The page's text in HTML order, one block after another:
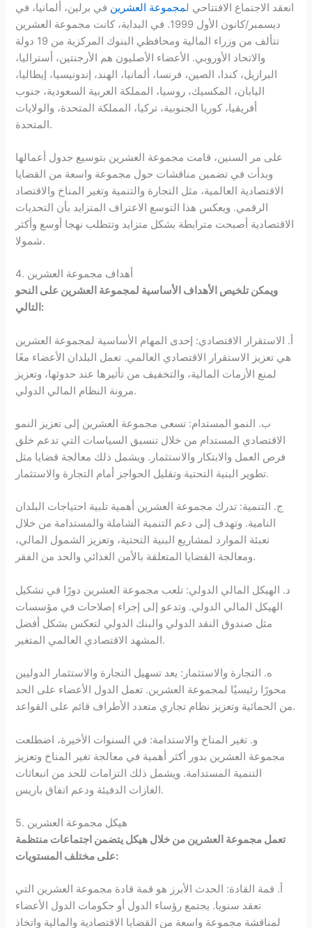
انعقد الاجتماع الافتتاحي لمجموعة العشرين في برلين، ألمانيا، في
ديسمبر/كانون الأول 1999. في البداية، كانت مجموعة العشرين
تتألف من وزراء المالية ومحافظي البنوك المركزية من 19 دولة
والاتحاد الأوروبي. الأعضاء الأصليون هم الأرجنتين، أستراليا،
البرازيل، كندا، الصين، فرنسا، ألمانيا، الهند، إندونيسيا، إيطاليا،
اليابان، المكسيك، روسيا، المملكة العربية السعودية، جنوب
أفريقيا، كوريا الجنوبية، تركيا، المملكة المتحدة، والولايات
المتحدة.
على مر السنين، قامت مجموعة العشرين بتوسيع جدول أعمالها
وبدأت في تضمين مناقشات حول مجموعة واسعة من القضايا
الاقتصادية العالمية، مثل التجارة والتنمية وتغير المناخ والاقتصاد
الرقمي. ويعكس هذا التوسع الاعتراف المتزايد بأن التحديات
الاقتصادية أصبحت مترابطة بشكل متزايد وتتطلب نهجا أوسع وأكثر
شمولا.
4. أهداف مجموعة العشرين
ويمكن تلخيص الأهداف الأساسية لمجموعة العشرين على النحو
التالي:
أ. الاستقرار الاقتصادي: إحدى المهام الأساسية لمجموعة العشرين
هي تعزيز الاستقرار الاقتصادي العالمي. تعمل البلدان الأعضاء معًا
لمنع الأزمات المالية، والتخفيف من تأثيرها عند حدوثها، وتعزيز
مرونة النظام المالي الدولي.
ب. النمو المستدام: تسعى مجموعة العشرين إلى تعزيز النمو
الاقتصادي المستدام من خلال تنسيق السياسات التي تدعم خلق
فرص العمل والابتكار والاستثمار. ويشمل ذلك معالجة قضايا مثل
تطوير البنية التحتية وتقليل الحواجز أمام التجارة والاستثمار.
ج. التنمية: تدرك مجموعة العشرين أهمية تلبية احتياجات البلدان
النامية. وتهدف إلى دعم التنمية الشاملة والمستدامة من خلال
تعبئة الموارد لمشاريع البنية التحتية، وتعزيز الشمول المالي،
ومعالجة القضايا المتعلقة بالأمن الغذائي والحد من الفقر.
د. الهيكل المالي الدولي: تلعب مجموعة العشرين دورًا في تشكيل
الهيكل المالي الدولي. وتدعو إلى إجراء إصلاحات في مؤسسات
مثل صندوق النقد الدولي والبنك الدولي لتعكس بشكل أفضل
المشهد الاقتصادي العالمي المتغير.
ه. التجارة والاستثمار: يعد تسهيل التجارة والاستثمار الدوليين
محورًا رئيسيًا لمجموعة العشرين. تعمل الدول الأعضاء على الحد
من الحمائية وتعزيز نظام تجاري متعدد الأطراف قائم على القواعد.
و. تغير المناخ والاستدامة: في السنوات الأخيرة، اضطلعت
مجموعة العشرين بدور أكثر أهمية في معالجة تغير المناخ وتعزيز
التنمية المستدامة. ويشمل ذلك التزامات للحد من انبعاثات
الغازات الدفيئة ودعم اتفاق باريس.
5. هيكل مجموعة العشرين
تعمل مجموعة العشرين من خلال هيكل يتضمن اجتماعات منتظمة
على مختلف المستويات:
أ. قمة القادة: الحدث الأبرز هو قمة قادة مجموعة العشرين التي
تعقد سنويا. يجتمع رؤساء الدول أو حكومات الدول الأعضاء
لمناقشة مجموعة واسعة من القضايا الاقتصادية والمالية واتخاذ